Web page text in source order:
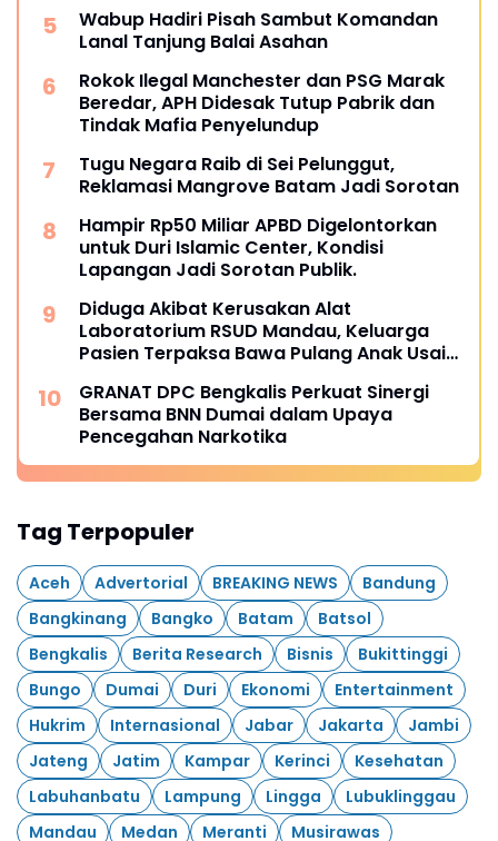
Wabup Hadiri Pisah Sambut Komandan
Lanal Tanjung Balai Asahan
Rokok Ilegal Manchester dan PSG Marak
Beredar, APH Didesak Tutup Pabrik dan
Tindak Mafia Penyelundup
Tugu Negara Raib di Sei Pelunggut,
Reklamasi Mangrove Batam Jadi Sorotan
Hampir Rp50 Miliar APBD Digelontorkan
untuk Duri Islamic Center, Kondisi
Lapangan Jadi Sorotan Publik.
Diduga Akibat Kerusakan Alat
Laboratorium RSUD Mandau, Keluarga
Pasien Terpaksa Bawa Pulang Anak Usai
Membutuhkan Transfusi Darah
GRANAT DPC Bengkalis Perkuat Sinergi
Bersama BNN Dumai dalam Upaya
Pencegahan Narkotika
Tag Terpopuler
Aceh Advertorial BREAKING NEWS
Bandung
Bangkinang
Bangko Batam
Batsol
Bengkalis
Berita Research Bisnis
Bukittinggi
Bungo
Dumai Duri Ekonomi
Entertainment
Hukrim
Internasional Jabar Jakarta
Jambi
Jateng
Jatim Kampar Kerinci
Kesehatan
Labuhanbatu
Lampung Lingga
Lubuklinggau
Mandau
Medan Meranti
Musirawas